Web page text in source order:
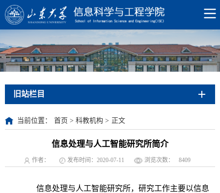
旧站栏目
当前位置： 首页 > 科教机构 > 正文
信息处理与人工智能研究所简介
作者： 发布时间：2020-07-11 浏览次数： 8409
信息处理与人工智能研究所，研究工作主要以信息